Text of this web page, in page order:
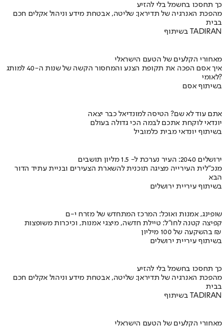
כך תחסכו בחשמל בלי להזיע
מהפכת האנרגיה של תדיראן: שליטה, אבטחת מידע וניהול אקלים חכם
בבית
בשיתוף TADIRAN
מאחורי הקלעים של הטעם הישראלי
איך אסם הפכה את תקופת הצנע והמחסור הקשה של שנות ה-40 למותג
לאומי?
בשיתוף אסם
אתם עוד לא שם? הטיסה למונדיאל כבר יצאה
יונדאי לוקחת אתכם לבמה הכי גדולה בעולם
בשיתוף יונדאי מבית כלמוביל
ירושלים 2040: העיר נערכת ל- 1.5 מליון תושבים
מנכ"לית העירייה מציגה תוכנית להשארת הצעירים ובניית עתיד הדור
הבא
בשיתוף עיריית ירושלים
שופינג, אמנות ואוכל: המרכז המתחדש של מזרח י-ם
קפיצה קטנה לחו"ל: טיילת חדשה, מיצגי אמנות, וכיכרות משופצות
בהשקעה של 100 מיליון ₪
בשיתוף עיריית ירושלים
כך תחסכו בחשמל בלי להזיע
מהפכת האנרגיה של תדיראן: שליטה, אבטחת מידע וניהול אקלים חכם
בבית
בשיתוף TADIRAN
מאחורי הקלעים של הטעם הישראלי